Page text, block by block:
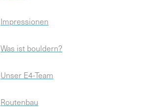
Impressionen
Was ist bouldern?
Unser E4-Team
Routenbau